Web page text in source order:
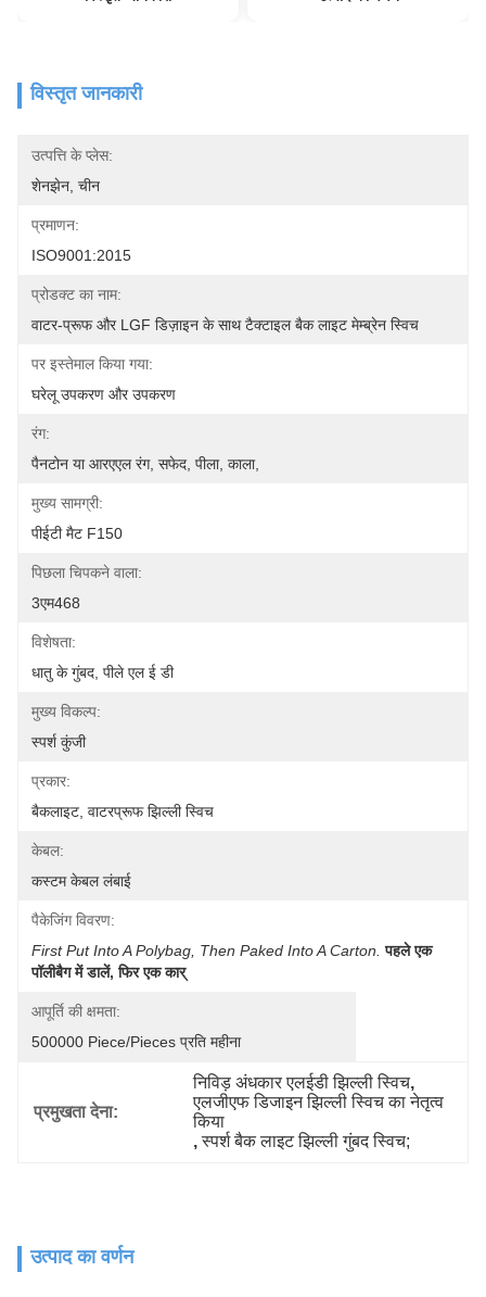
विस्तृत जानकारी
उत्पत्ति के प्लेस:
शेनझेन, चीन
प्रमाणन:
ISO9001:2015
प्रोडक्ट का नाम:
वाटर-प्रूफ और LGF डिज़ाइन के साथ टैक्टाइल बैक लाइट मेम्ब्रेन स्विच
पर इस्तेमाल किया गया:
घरेलू उपकरण और उपकरण
रंग:
पैनटोन या आरएएल रंग, सफेद, पीला, काला,
मुख्य सामग्री:
पीईटी मैट F150
पिछला चिपकने वाला:
3एम468
विशेषता:
धातु के गुंबद, पीले एल ई डी
मुख्य विकल्प:
स्पर्श कुंजी
प्रकार:
बैकलाइट, वाटरप्रूफ झिल्ली स्विच
केबल:
कस्टम केबल लंबाई
पैकेजिंग विवरण:
First Put Into A Polybag, Then Paked Into A Carton. पहले एक
पॉलीबैग में डालें, फिर एक कार्
आपूर्ति की क्षमता:
500000 Piece/Pieces प्रति महीना
प्रमुखता देना:
निविड़ अंधकार एलईडी झिल्ली स्विच,
एलजीएफ डिजाइन झिल्ली स्विच का नेतृत्व
किया
, स्पर्श बैक लाइट झिल्ली गुंबद स्विच;
उत्पाद का वर्णन